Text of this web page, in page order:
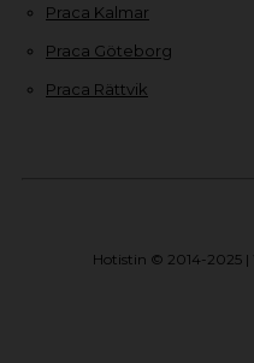
Praca Kalmar
Praca Göteborg
Praca Rättvik
Hotistin © 2014-2025 |